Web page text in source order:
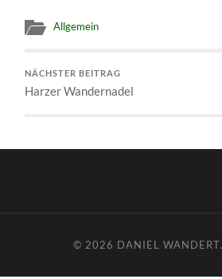
Allgemein
NÄCHSTER BEITRAG
Harzer Wandernadel
© 2026 DANIEL WANDERT.